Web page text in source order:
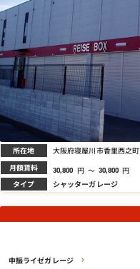
所在地 大阪府寝屋川市香里西之町
月額賃料 30,800 円 ～ 30,800 円
タイプ シャッターガレージ
中振ライゼガレージ